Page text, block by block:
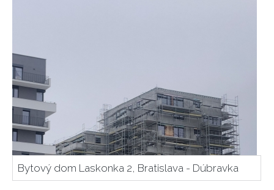
Bytový dom Laskonka 2, Bratislava - Dúbravka